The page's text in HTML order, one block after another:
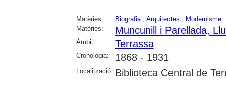
Matèries: Biografia; Arquitectes ; Modernisme
Matèries:
Muncunill i Parellada,
Àmbit: Terrassa
Cronologia: 1868 - 1931
Localització: Biblioteca Central de